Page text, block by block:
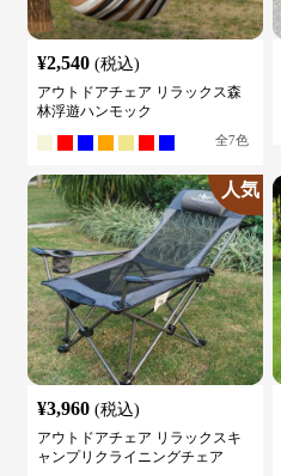
¥2,540 (税込)
アウトドアチェア リラックス森
林浮遊ハンモック
全7色
人気
¥3,960 (税込)
アウトドアチェア リラックスキ
ャンプリクライニングチェア